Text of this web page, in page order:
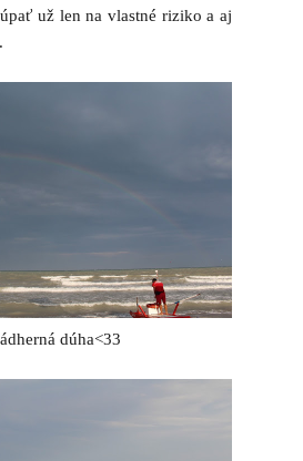
už len na vlastné riziko a aj
dúha<33